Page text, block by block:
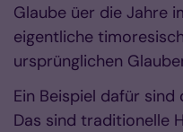
Glaube üer die Jahre
eigentliche
ursprünglichen
Ein Beispiel dafür sind
Das sind traditionelle